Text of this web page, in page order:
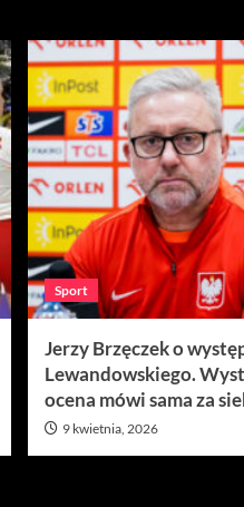
Sport
Jerzy Brzęczek o
Lewandowskiego.
ocena mówi sama za
9 kwietnia, 2026